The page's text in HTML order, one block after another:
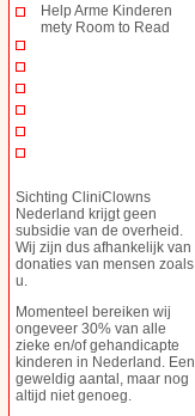
Help Arme Kinderen
mety Room to Read
Sichting CliniClowns
Nederland krijgt geen
subsidie van de overheid.
Wij zijn dus afhankelijk van
donaties van mensen zoals
u.
Momenteel bereiken wij
ongeveer 30% van alle
zieke en/of gehandicapte
kinderen in Nederland. Een
geweldig aantal, maar nog
altijd niet genoeg.